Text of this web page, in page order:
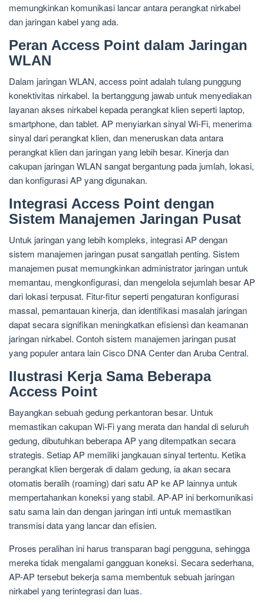
memungkinkan komunikasi lancar antara perangkat nirkabel
dan jaringan kabel yang ada.
Peran Access Point dalam Jaringan
WLAN
Dalam jaringan WLAN, access point adalah tulang punggung
konektivitas nirkabel. Ia bertanggung jawab untuk menyediakan
layanan akses nirkabel kepada perangkat klien seperti laptop,
smartphone, dan tablet. AP menyiarkan sinyal Wi-Fi, menerima
sinyal dari perangkat klien, dan meneruskan data antara
perangkat klien dan jaringan yang lebih besar. Kinerja dan
cakupan jaringan WLAN sangat bergantung pada jumlah, lokasi,
dan konfigurasi AP yang digunakan.
Integrasi Access Point dengan
Sistem Manajemen Jaringan Pusat
Untuk jaringan yang lebih kompleks, integrasi AP dengan
sistem manajemen jaringan pusat sangatlah penting. Sistem
manajemen pusat memungkinkan administrator jaringan untuk
memantau, mengkonfigurasi, dan mengelola sejumlah besar AP
dari lokasi terpusat. Fitur-fitur seperti pengaturan konfigurasi
massal, pemantauan kinerja, dan identifikasi masalah jaringan
dapat secara signifikan meningkatkan efisiensi dan keamanan
jaringan nirkabel. Contoh sistem manajemen jaringan pusat
yang populer antara lain Cisco DNA Center dan Aruba Central.
Ilustrasi Kerja Sama Beberapa
Access Point
Bayangkan sebuah gedung perkantoran besar. Untuk
memastikan cakupan Wi-Fi yang merata dan handal di seluruh
gedung, dibutuhkan beberapa AP yang ditempatkan secara
strategis. Setiap AP memiliki jangkauan sinyal tertentu. Ketika
perangkat klien bergerak di dalam gedung, ia akan secara
otomatis beralih (roaming) dari satu AP ke AP lainnya untuk
mempertahankan koneksi yang stabil. AP-AP ini berkomunikasi
satu sama lain dan dengan jaringan inti untuk memastikan
transmisi data yang lancar dan efisien.
Proses peralihan ini harus transparan bagi pengguna, sehingga
mereka tidak mengalami gangguan koneksi. Secara sederhana,
AP-AP tersebut bekerja sama membentuk sebuah jaringan
nirkabel yang terintegrasi dan luas.